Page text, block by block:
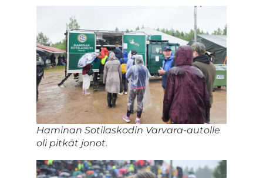
Haminan Sotilaskodin Varvara-autolle
oli pitkät jonot.